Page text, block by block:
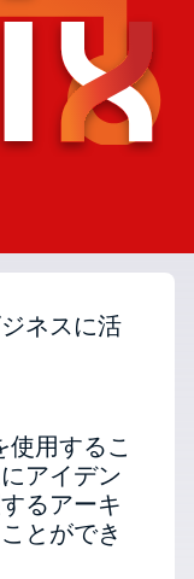
ネスに活
用するこ
アイデン
るアーキ
とができ